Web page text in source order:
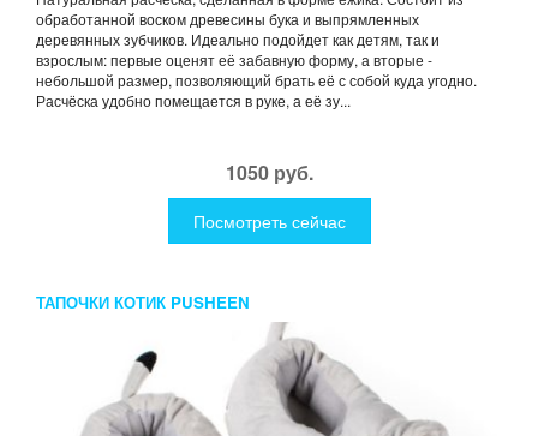
обработанной воском древесины бука и выпрямленных
деревянных зубчиков. Идеально подойдет как детям, так и
взрослым: первые оценят её забавную форму, а вторые -
небольшой размер, позволяющий брать её с собой куда угодно.
Расчёска удобно помещается в руке, а её зу...
1050 руб.
Посмотреть сейчас
ТАПОЧКИ КОТИК PUSHEEN